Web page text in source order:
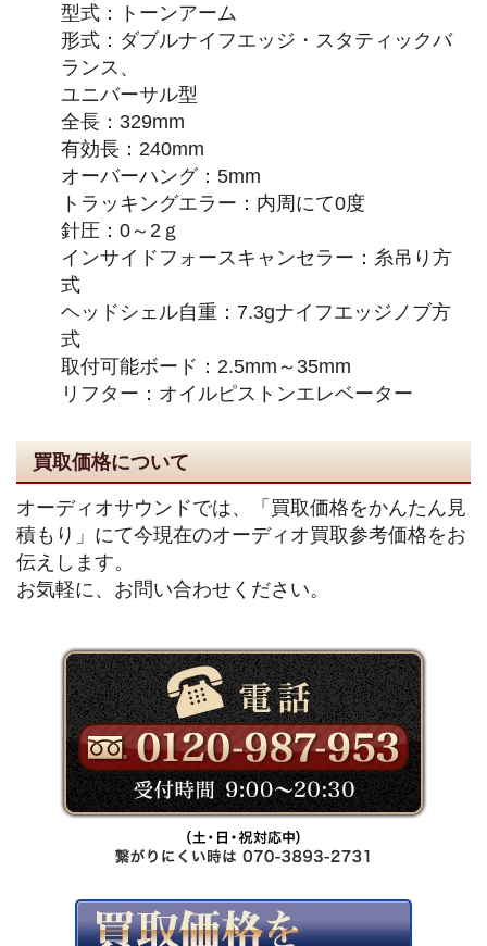
型式：トーンアーム
形式：ダブルナイフエッジ・スタティックバ
ランス、
ユニバーサル型
全長：329mm
有効長：240mm
オーバーハング：5mm
トラッキングエラー：内周にて0度
針圧：0～2ｇ
インサイドフォースキャンセラー：糸吊り方
式
ヘッドシェル自重：7.3gナイフエッジノブ方
式
取付可能ボード：2.5mm～35mm
リフター：オイルピストンエレベーター
買取価格について
オーディオサウンドでは、「買取価格をかんたん見
積もり」にて今現在のオーディオ買取参考価格をお
伝えします。
お気軽に、お問い合わせください。